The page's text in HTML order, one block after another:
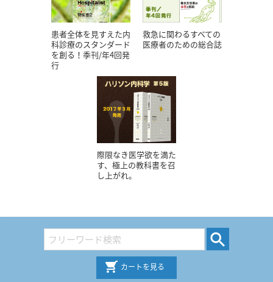
患者全体を見すえた内
科診療のスタンダード
を創る！季刊/年4回発
行
救急に関わるすべての
医療者のための総合誌
際限なき医学欲を満た
す、極上の教科書を召
し上がれ。
カートを見る